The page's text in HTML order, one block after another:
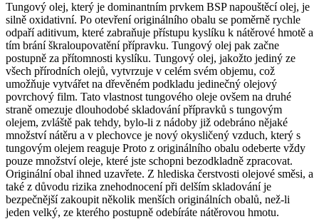
Tungový olej, který je dominantním prvkem BSP napouštěcí olej, je
silně oxidativní. Po otevření originálního obalu se poměrně rychle
odpaří aditivum, které zabraňuje přístupu kyslíku k nátěrové hmotě a
tím brání škraloupovatění přípravku. Tungový olej pak začne
postupně za přítomnosti kyslíku. Tungový olej, jakožto jediný ze
všech přírodních olejů, vytvrzuje v celém svém objemu, což
umožňuje vytvářet na dřevěném podkladu jedinečný olejový
povrchový film. Tato vlastnost tungového oleje ovšem na druhé
straně omezuje dlouhodobé skladování přípravků s tungovým
olejem, zvláště pak tehdy, bylo-li z nádoby již odebráno nějaké
množství nátěru a v plechovce je nový okysličený vzduch, který s
tungovým olejem reaguje Proto z originálního obalu odeberte vždy
pouze množství oleje, které jste schopni bezodkladně zpracovat.
Originální obal ihned uzavřete. Z hlediska čerstvosti olejové směsi, a
také z důvodu rizika znehodnocení při delším skladování je
bezpečnější zakoupit několik menších originálních obalů, než-li
jeden velký, ze kterého postupně odebíráte nátěrovou hmotu.